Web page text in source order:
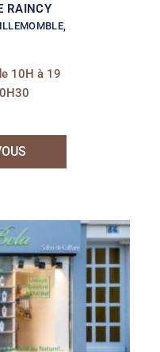
RAINCY
10H à 19